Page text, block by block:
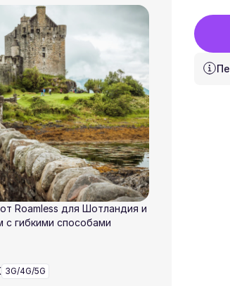
Roamless для Шотландия и
гибкими способами
3G/4G/5G